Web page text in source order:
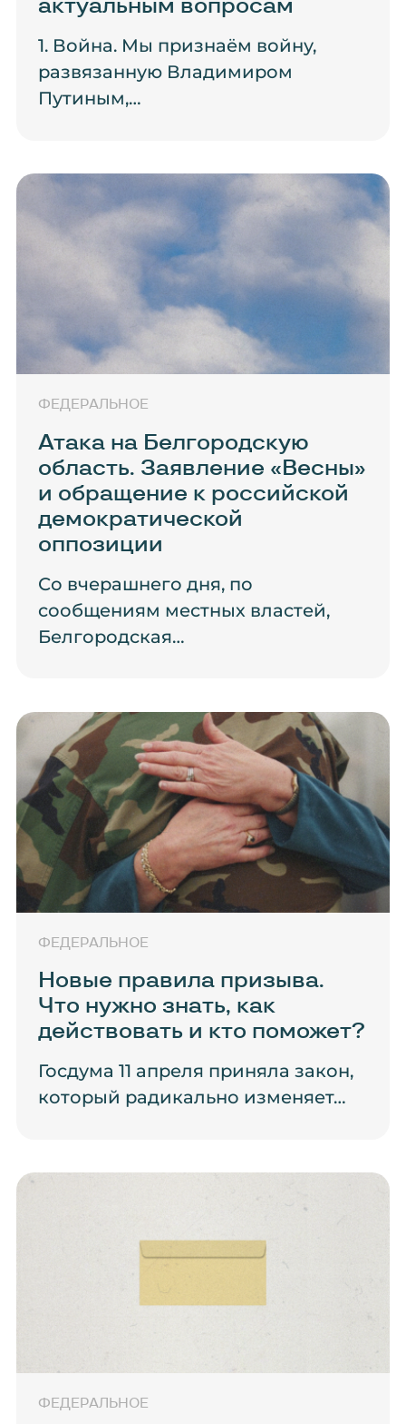
1. Война. Мы признаём войну,
развязанную Владимиром
Путиным,…
ФЕДЕРАЛЬНОЕ
Атака на Белгородскую
область. Заявление «Весны»
и обращение к российской
демократической
оппозиции
Со вчерашнего дня, по
сообщениям местных властей,
Белгородская…
ФЕДЕРАЛЬНОЕ
Новые правила призыва.
Что нужно знать, как
действовать и кто поможет?
Госдума 11 апреля приняла закон,
который радикально изменяет…
ФЕДЕРАЛЬНОЕ